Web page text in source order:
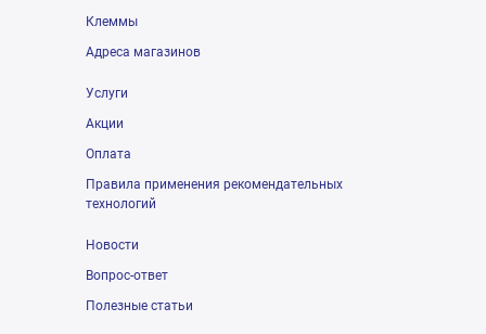
Клеммы
Адреса магазинов
Услуги
Акции
Оплата
Правила применения рекомендательных
технологий
Новости
Вопрос-ответ
Полезные статьи